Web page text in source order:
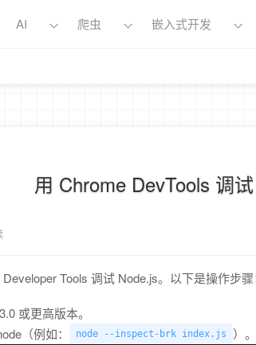
AI 爬虫 嵌入式开发
用 Chrome DevTools 调
Tools 调试 Node.js。以下是操作步骤
或更高版本。
（例如： node --inspect-brk index.js ）。